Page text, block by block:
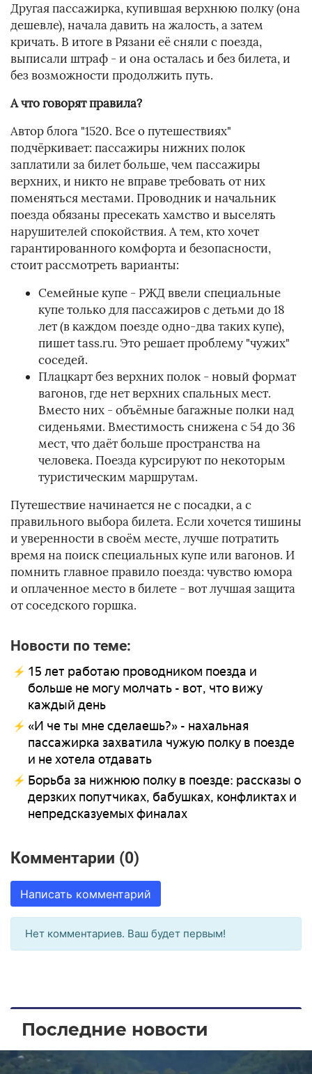
Другая пассажирка, купившая верхнюю полку (она
дешевле), начала давить на жалость, а затем
кричать. В итоге в Рязани её сняли с поезда,
выписали штраф - и она осталась и без билета, и
без возможности продолжить путь.
А что говорят правила?
Автор блога "1520. Все о путешествиях"
подчёркивает: пассажиры нижних полок
заплатили за билет больше, чем пассажиры
верхних, и никто не вправе требовать от них
поменяться местами. Проводник и начальник
поезда обязаны пресекать хамство и выселять
нарушителей спокойствия. А тем, кто хочет
гарантированного комфорта и безопасности,
стоит рассмотреть варианты:
Семейные купе - РЖД ввели специальные
купе только для пассажиров с детьми до 18
лет (в каждом поезде одно-два таких купе),
пишет tass.ru. Это решает проблему "чужих"
соседей.
Плацкарт без верхних полок - новый формат
вагонов, где нет верхних спальных мест.
Вместо них - объёмные багажные полки над
сиденьями. Вместимость снижена с 54 до 36
мест, что даёт больше пространства на
человека. Поезда курсируют по некоторым
туристическим маршрутам.
Путешествие начинается не с посадки, а с
правильного выбора билета. Если хочется тишины
и уверенности в своём месте, лучше потратить
время на поиск специальных купе или вагонов. И
помнить главное правило поезда: чувство юмора
и оплаченное место в билете - вот лучшая защита
от соседского горшка.
Новости по теме:
15 лет работаю проводником поезда и
больше не могу молчать - вот, что вижу
каждый день
«И че ты мне сделаешь?» - нахальная
пассажирка захватила чужую полку в поезде
и не хотела отдавать
Борьба за нижнюю полку в поезде: рассказы о
дерзких попутчиках, бабушках, конфликтах и
непредсказуемых финалах
Комментарии (0)
Написать комментарий
Нет комментариев. Ваш будет первым!
Последние новости